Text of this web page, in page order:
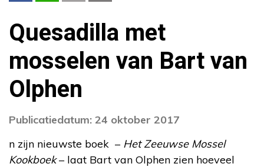
Quesadilla met
mosselen van Bart van
Olphen
Publicatiedatum: 24 oktober 2017
n zijn nieuwste boek – Het Zeeuwse Mossel
Kookboek– laat Bart van Olphen zien hoeveel